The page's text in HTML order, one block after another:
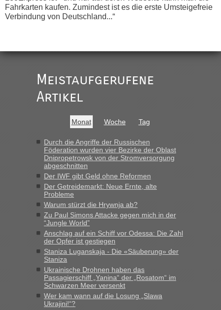
Fahrkarten kaufen. Zumindest ist es die erste Umsteigefreie
Verbindung von Deutschland...“
gab es keine Probleme“
inRecht, Visa und Dokumente • Re: Seit
Anfang des Jahres haben die Zollbeamten
Verstöße im Wert von fast 11 Milliarden
„Am besten wäre natürlich, wenn die Frau mit dabei ist.
Alleinreisende Männer stehen schließlich immer unter
Recht, Visa und Dokumente • Re: Seit
Anfang des Jahres haben die Zollbeamten
Verstöße im Wert von fast 11 Milliarden
aufgedeckt
„Kein Zoll. Du musst an sich nur sagen dass das privat ist
und du nicht damit handeln willst. So lange das nicht
Originalverpackt ist und ersichlich das nicht neu sollte es
keine Probleme geben“
Recht, Visa und Dokumente • Deklaration
gebrauchter Kleidung beim Zoll
„Hallo Leute, ich weiß nicht, ob ich hier richtig bin mit meiner
Meistaufgerufene
Artikel
Monat Woche Tag
Durch die Angriffe der Russischen
Föderation wurden vier Bezirke der Oblast
Dnipropetrowsk von der Stromversorgung
abgeschnitten
Der IWF gibt Geld ohne Reformen
Der Getreidemarkt: Neue Ernte, alte
Probleme
Warum stürzt die Hrywnja ab?
Zu Paul Simons Attacke gegen mich in der
“Jungle World”
Anschlag auf ein Schiff vor Odessa: Die Zahl
der Opfer ist gestiegen
Staniza Luganskaja - Die «Säuberung» der
Staniza
Ukrainische Drohnen haben das
Passagierschiff „Yanina“ der „Rosatom“ im
Schwarzen Meer versenkt
Wer kam wann auf die Losung „Slawa
Ukrajini!“?